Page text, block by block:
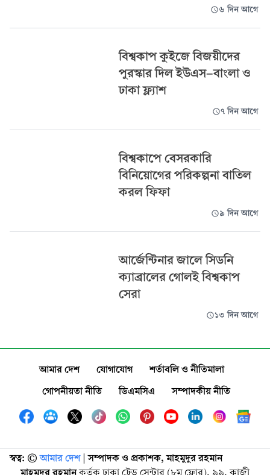
৬ দিন আগে
বিশ্বকাপ কুইজে বিজয়ীদের
পুরস্কার দিল ইউএস-বাংলা ও
ঢাকা ফ্ল্যাশ
৭ দিন আগে
বিশ্বকাপে বেসরকারি
বিনিয়োগের পরিকল্পনা বাতিল
করল ফিফা
৯ দিন আগে
আর্জেন্টিনার জালে সিডনি
ক্যাব্রালের গোলই বিশ্বকাপ
সেরা
১৩ দিন আগে
আমার দেশ যোগাযোগ
শর্তাবলি ও নীতিমালা
গোপনীয়তা নীতি
ডিএমসিএ সম্পাদকীয় নীতি
স্বত্ব: ©️ আমার দেশ| সম্পাদক ও প্রকাশক, মাহমুদুর রহমান
মাহমুদুর রহমানকর্তৃক ঢাকা ট্রেড সেন্টার (৮ম ফ্লোর), ৯৯, কাজী